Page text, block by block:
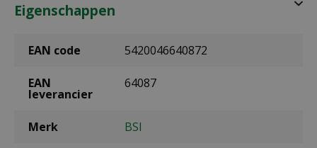
Eigenschappen
EAN code 5420046640872
EAN
leverancier
64087
Merk BSI